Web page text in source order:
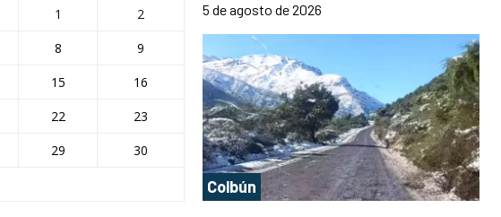
1
2
8
9
15
16
22
23
29
30
5 de agosto de 2026
Colbún